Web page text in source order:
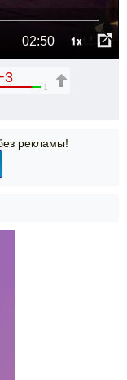
02:50 1x
1
рекламы!